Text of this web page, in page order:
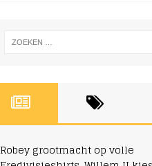
Robey grootmacht op volle